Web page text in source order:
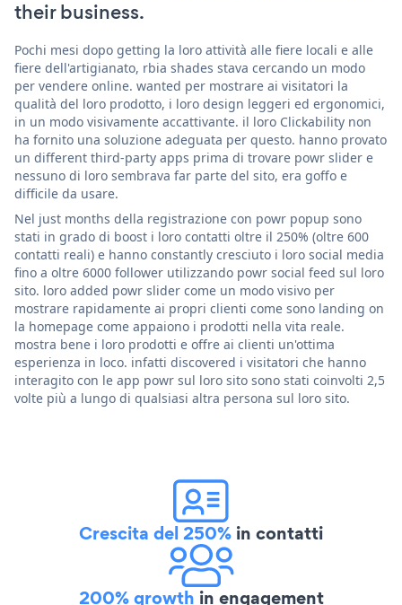
their business.
Pochi mesi dopo getting la loro attività alle fiere locali e alle
fiere dell'artigianato, rbia shades stava cercando un modo
per vendere online. wanted per mostrare ai visitatori la
qualità del loro prodotto, i loro design leggeri ed ergonomici,
in un modo visivamente accattivante. il loro Clickability non
ha fornito una soluzione adeguata per questo. hanno provato
un different third-party apps prima di trovare powr slider e
nessuno di loro sembrava far parte del sito, era goffo e
difficile da usare.
Nel just months della registrazione con powr popup sono
stati in grado di boost i loro contatti oltre il 250% (oltre 600
contatti reali) e hanno constantly cresciuto i loro social media
fino a oltre 6000 follower utilizzando powr social feed sul loro
sito. loro added powr slider come un modo visivo per
mostrare rapidamente ai propri clienti come sono landing on
la homepage come appaiono i prodotti nella vita reale.
mostra bene i loro prodotti e offre ai clienti un'ottima
esperienza in loco. infatti discovered i visitatori che hanno
interagito con le app powr sul loro sito sono stati coinvolti 2,5
volte più a lungo di qualsiasi altra persona sul loro sito.
Crescita del 250% in contatti
200% growth in engagement